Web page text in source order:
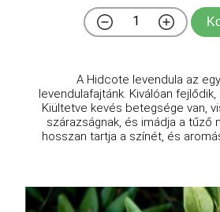
A Hidcote levendula az
levendulafajtánk. Kiválóan
Kiültetve kevés betegsége van,
szárazságnak, és imádja a tűző
hosszan tartja a színét, és